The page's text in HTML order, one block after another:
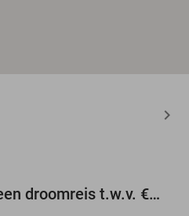
Maak gratis kans op een droomreis t.w.v. €3.000!